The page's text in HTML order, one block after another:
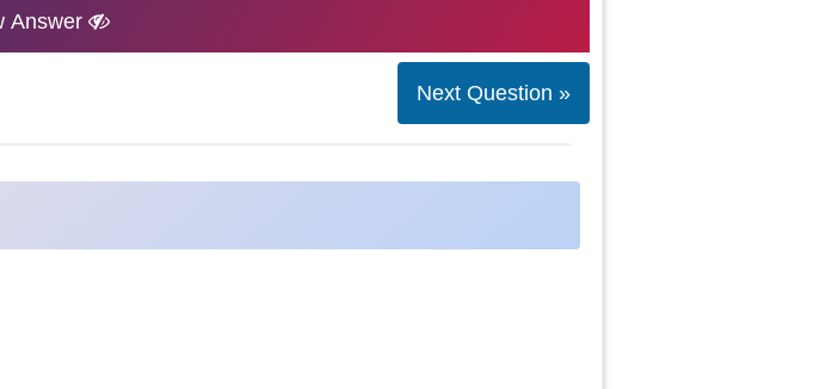
Answer
Next Question »